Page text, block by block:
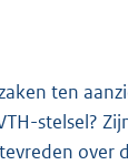
ten
stelsel?
over